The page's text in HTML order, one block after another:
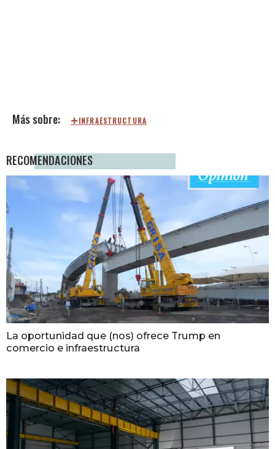
INFRAESTRUCTURA
RECOMENDACIONES
La oportunidad que (nos) ofrece Trump en
comercio e infraestructura